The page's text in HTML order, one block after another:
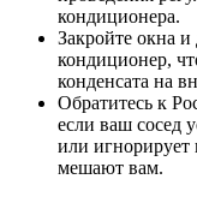
кондиционера.
Закройте окна
кондиционер,
конденсата на
Обратитесь к
если ваш сосед
или игнорирует
мешают вам.